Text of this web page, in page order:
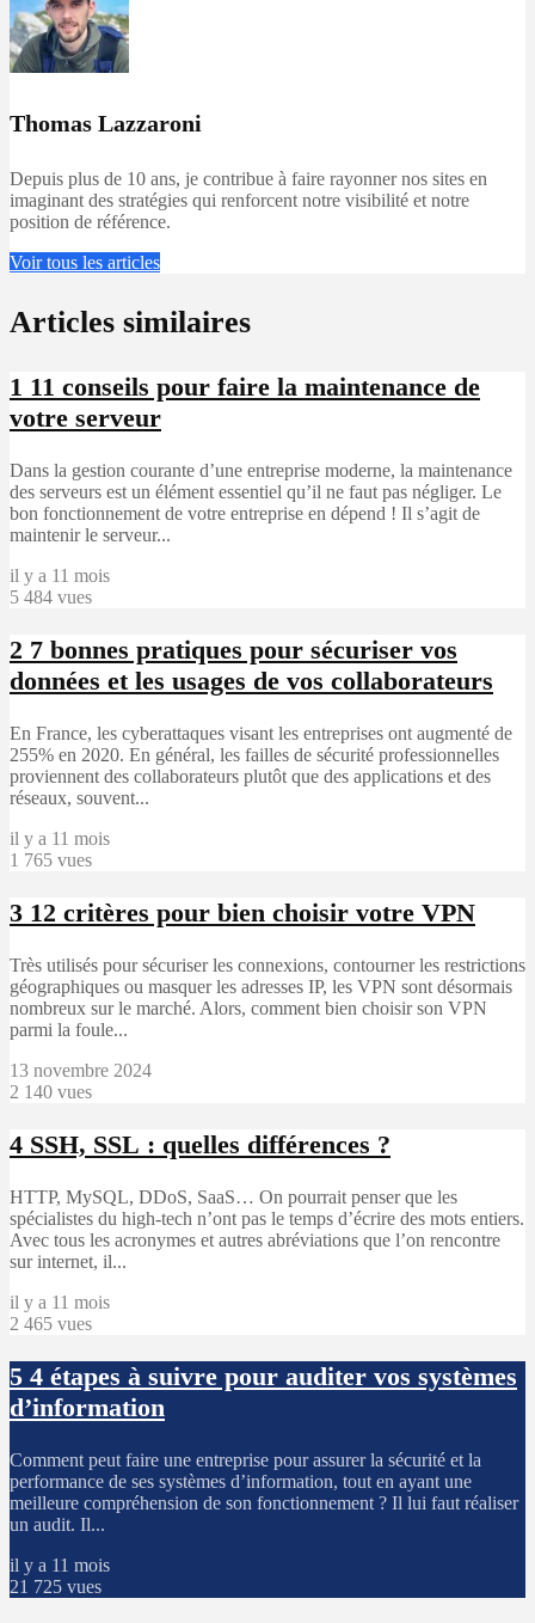
Thomas Lazzaroni
Depuis plus de 10 ans, je contribue à faire rayonner nos sites en
imaginant des stratégies qui renforcent notre visibilité et notre
position de référence.
Voir tous les articles
Articles similaires
1 11 conseils pour faire la maintenance de
votre serveur
Dans la gestion courante d’une entreprise moderne, la maintenance
des serveurs est un élément essentiel qu’il ne faut pas négliger. Le
bon fonctionnement de votre entreprise en dépend ! Il s’agit de
maintenir le serveur...
il y a 11 mois
5 484 vues
2 7 bonnes pratiques pour sécuriser vos
données et les usages de vos collaborateurs
En France, les cyberattaques visant les entreprises ont augmenté de
255% en 2020. En général, les failles de sécurité professionnelles
proviennent des collaborateurs plutôt que des applications et des
réseaux, souvent...
il y a 11 mois
1 765 vues
3 12 critères pour bien choisir votre VPN
Très utilisés pour sécuriser les connexions, contourner les restrictions
géographiques ou masquer les adresses IP, les VPN sont désormais
nombreux sur le marché. Alors, comment bien choisir son VPN
parmi la foule...
13 novembre 2024
2 140 vues
4 SSH, SSL : quelles différences ?
HTTP, MySQL, DDoS, SaaS… On pourrait penser que les
spécialistes du high-tech n’ont pas le temps d’écrire des mots entiers.
Avec tous les acronymes et autres abréviations que l’on rencontre
sur internet, il...
il y a 11 mois
2 465 vues
5 4 étapes à suivre pour auditer vos systèmes
d’information
Comment peut faire une entreprise pour assurer la sécurité et la
performance de ses systèmes d’information, tout en ayant une
meilleure compréhension de son fonctionnement ? Il lui faut réaliser
un audit. Il...
il y a 11 mois
21 725 vues